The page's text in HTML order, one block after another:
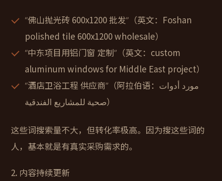
“佛山抛光砖 600x1200 批发”（英文：Foshan
polished tile 600x1200 wholesale）
“中东项目用铝门窗 定制”（英文：custom
aluminum windows for Middle East project）
“酒店卫浴工程 供应商”（阿拉伯语：مورد أدوات
صحية للمشاريع الفندقية）
这些词搜索量不大，但转化率极高。因为搜这些词的
人，基本就是有真实采购需求的。
2. 内容持续更新